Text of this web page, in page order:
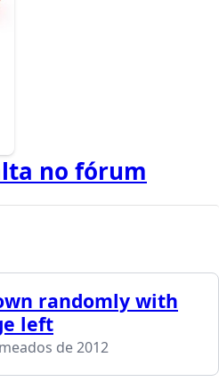
no fórum
randomly with
left
de 2012